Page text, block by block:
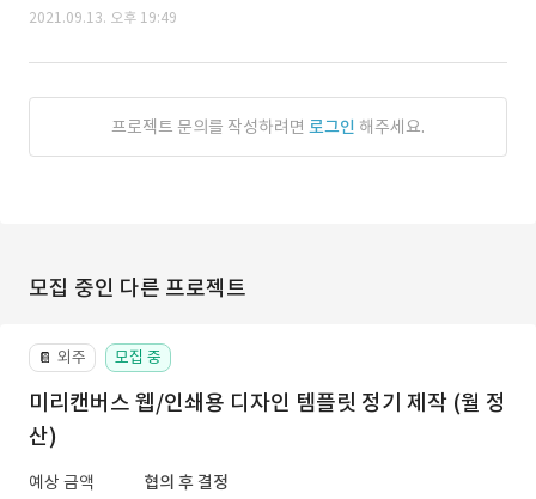
2021.09.13. 오후 19:49
프로젝트 문의를 작성하려면 로그인 해주세요.
모집 중인 다른 프로젝트
📔 외주 모집 중
미리캔버스 웹/인쇄용 디자인 템플릿 정기 제작 (월 정
산)
예상 금액
협의 후 결정